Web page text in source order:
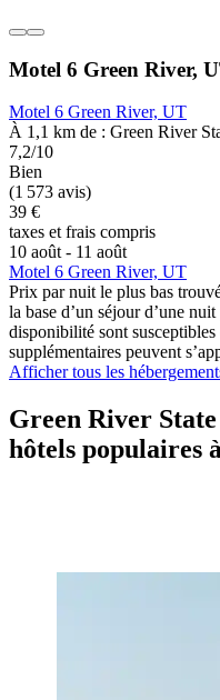
Motel 6 Green River,
Motel 6 Green River, UT
À 1,1 km de : Green River
7,2/10
Bien
(1 573 avis)
39 €
taxes et frais compris
10 août - 11 août
Motel 6 Green River, UT
Prix par nuit le plus bas
la base d’un séjour d’une
disponibilité sont
supplémentaires peuvent
Afficher tous les
Green River
hôtels populaires